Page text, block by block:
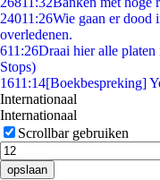
24011:26Wie gaan er dood
overledenen.
611:26Draai hier alle
Stops)
1611:14[Boekbespreking]
Internationaal
Internationaal
Scrollbar gebruiken
opslaan